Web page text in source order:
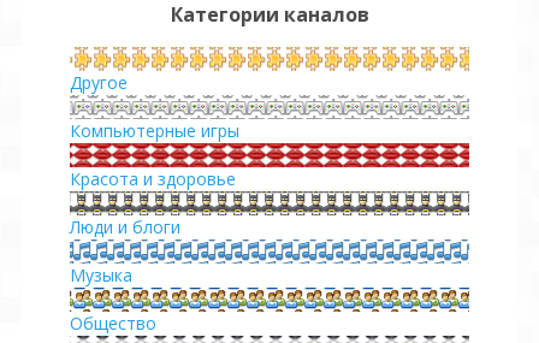
Другое
Категории каналов
Другое
Компьютерные игры
Красота и здоровье
Люди и блоги
Музыка
Общество